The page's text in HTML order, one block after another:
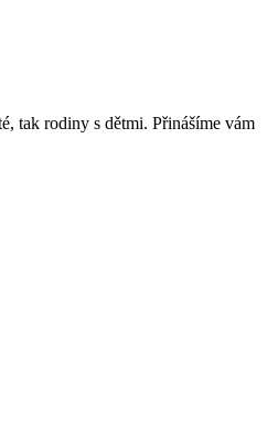
tak rodiny s dětmi. Přinášíme vám